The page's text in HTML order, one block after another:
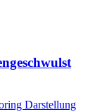
Darstellung